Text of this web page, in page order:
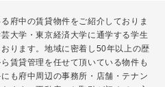
府中の賃貸物件をご紹介しておりま
大学・東京経済大学に通学する学生
ります。地域に密着し50年以上の歴
賃貸管理を任せて頂いている物件も
も府中周辺の事務所・店舗・テナン